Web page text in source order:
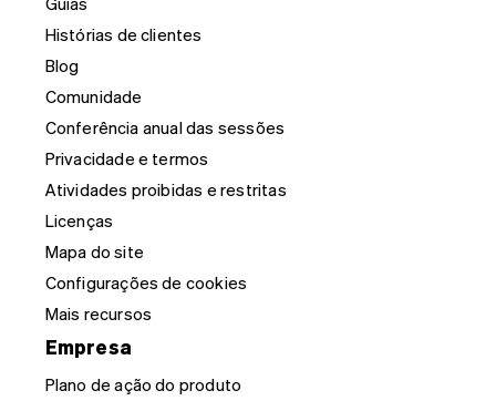
Histórias de clientes
Blog
Comunidade
Conferência anual das sessões
Privacidade e termos
Atividades proibidas e restritas
Licenças
Mapa do site
Configurações de cookies
Mais recursos
Empresa
Plano de ação do produto